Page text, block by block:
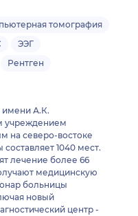
томография
ЭЭГ
Рентген
имени А.К.
учреждением
на северо-востоке
1040 мест.
лечение более 66
медицинскую
больницы
новый
центр -